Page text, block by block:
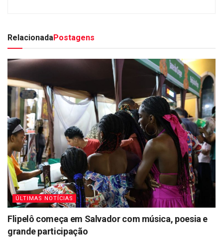
RelacionadaPostagens
ÚLTIMAS NOTÍCIAS
Flipelô começa em Salvador com música, poesia e
grande participação